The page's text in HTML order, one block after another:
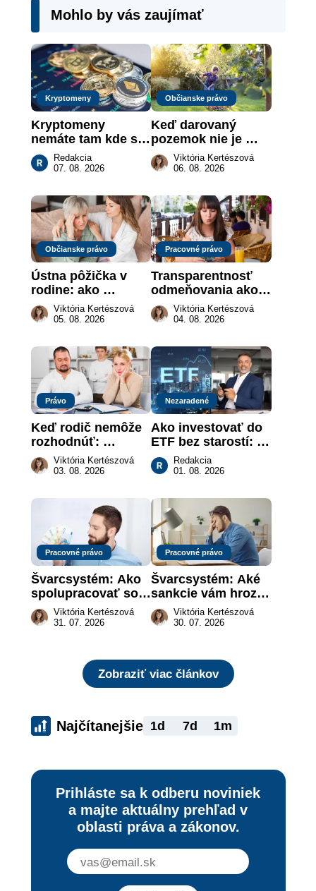
Mohlo by vás zaujímať
Kryptomeny
Kryptomeny
nemáte tam kde si
myslíte: Viete, kde
sa naozaj
Redakcia
07. 08. 2026
Občianske právo
Keď darovaný
pozemok nie je
„hotová vec“: kedy
môže darca žiadať
Viktória Kertészová
06. 08. 2026
Občianske právo
Ústna pôžička v
rodine: ako
vymôcť peniaze,
keď na papieri nie
Viktória Kertészová
05. 08. 2026
Pracovné právo
Transparentnosť
odmeňovania ako
právna povinnosť:
revolúcia na
práce
Viktória Kertészová
04. 08. 2026
Právo
Keď rodič nemôže
rozhodnúť:
nahradenie prejavu
vôle súdom v
Viktória Kertészová
03. 08. 2026
Nezaradené
Ako investovať do
ETF bez starostí:
Investičné plány,
ktoré urobia prácu
Redakcia
01. 08. 2026
Pracovné právo
Švarcsystém: Ako
spolupracovať so
živnostníkom
legálne a bez
Viktória Kertészová
31. 07. 2026
Pracovné právo
Švarcsystém: Aké
sankcie vám hrozia
a prečo nestačí
zaplatiť pokutu?
Viktória Kertészová
30. 07. 2026
Zobraziť viac článkov
Najčítanejšie 1d 7d 1m
Prihláste sa k odberu noviniek
a majte aktuálny prehľad v
oblasti práva a zákonov.